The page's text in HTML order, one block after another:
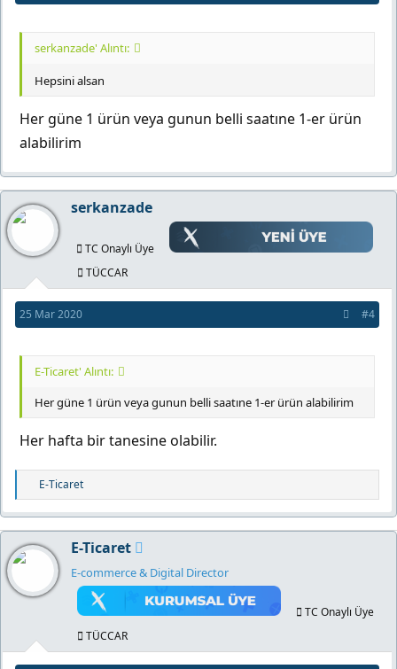
serkanzade' Alıntı:
Hepsini alsan
Her güne 1 ürün veya gunun belli saatıne 1-er ürün
alabilirim
serkanzade
TC Onaylı Üye
TÜCCAR
25 Mar 2020 #4
E-Ticaret' Alıntı:
Her güne 1 ürün veya gunun belli saatıne 1-er ürün alabilirim
Her hafta bir tanesine olabilir.
T
e
p
k
i
e
E-Ticaret
E-Ticaret
E-commerce & Digital Director
TC Onaylı Üye
TÜCCAR